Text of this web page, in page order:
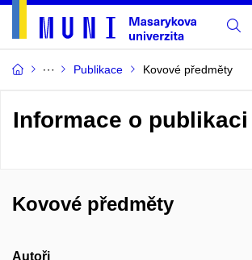
Publikace Kovové předměty
Informace o publikaci
Kovové předměty
Autoři